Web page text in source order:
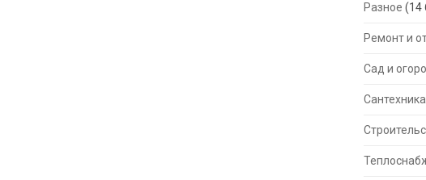
Разное (14
Ремонт и
Сад и
Сантехника